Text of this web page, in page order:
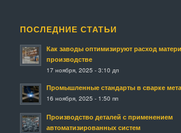
ПОСЛЕДНИЕ СТАТЬИ
Как заводы оптимизируют расход
производстве
17 ноября, 2025 - 3:10 дп
Промышленные стандарты в сварке
16 ноября, 2025 - 1:50 пп
Производство деталей с применением
автоматизированных систем